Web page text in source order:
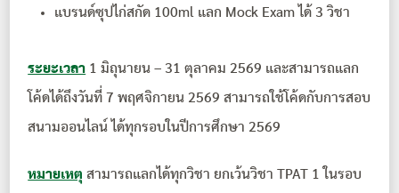
แบรนด์ซุปไก่สกัด 100ml แลก Mock Exam ได้ 3 วิชา
ระยะเวลา 1 มิถุนายน – 31 ตุลาคม 2569 และสามารถแลก
โค้ดได้ถึงวันที่ 7 พฤศจิกายน 2569 สามารถใช้โค้ดกับการสอบ
สนามออนไลน์ ได้ทุกรอบในปีการศึกษา 2569
หมายเหตุ สามารถแลกได้ทุกวิชา ยกเว้นวิชา TPAT 1 ในรอบ